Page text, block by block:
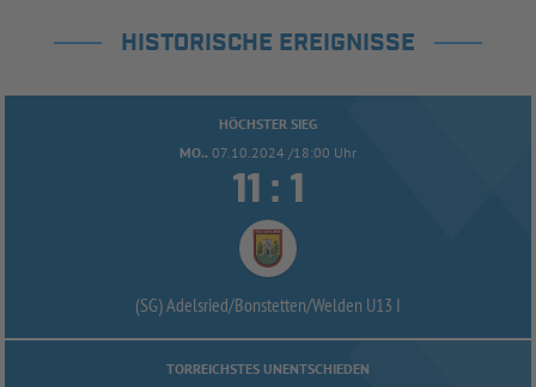
HISTORISCHE EREIGNISSE
HÖCHSTER SIEG
MO.. 07.10.2024 /18:00 Uhr
 : 
(SG) Adelsried/Bonstetten/Welden U13 I
TORREICHSTES UNENTSCHIEDEN